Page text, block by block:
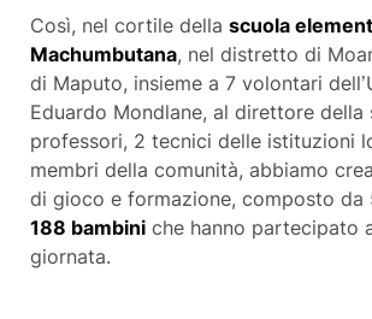
Così, nel cortile della scuola
Machumbutana, nel distretto di
di Maputo, insieme a 7 volontari
Eduardo Mondlane, al direttore della
professori, 2 tecnici delle istituzioni
membri della comunità, abbiamo
di gioco e formazione, composto da
188 bambiniche hanno partecipato
giornata.